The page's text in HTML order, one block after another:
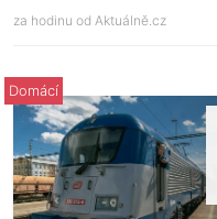
za hodinu od Aktuálně.cz
Domácí